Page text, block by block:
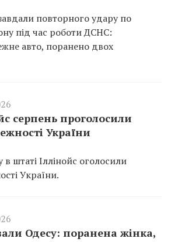
повторного удару по
під час роботи ДСНС:
авто, поранено двох
серпень проголосили
України
штаті Іллінойс оголосили
України.
Одесу: поранена жінка,